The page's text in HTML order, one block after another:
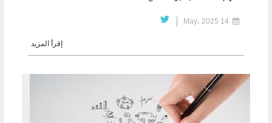
إقرأ المزيد